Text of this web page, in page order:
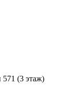
571 (3 этаж)